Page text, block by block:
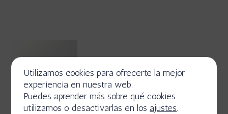
Utilizamos cookies para ofrecerte la mejor
experiencia en nuestra web.
Puedes aprender más sobre qué cookies
utilizamos o desactivarlas en losajustes.